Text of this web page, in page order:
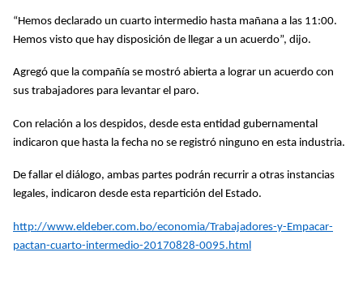
“Hemos declarado un cuarto intermedio hasta mañana a las 11:00.
Hemos visto que hay disposición de llegar a un acuerdo”, dijo.
Agregó que la compañía se mostró abierta a lograr un acuerdo con
sus trabajadores para levantar el paro.
Con relación a los despidos, desde esta entidad gubernamental
indicaron que hasta la fecha no se registró ninguno en esta industria.
De fallar el diálogo, ambas partes podrán recurrir a otras instancias
legales, indicaron desde esta repartición del Estado.
http://www.eldeber.com.bo/economia/Trabajadores-y-Empacar-
pactan-cuarto-intermedio-20170828-0095.html